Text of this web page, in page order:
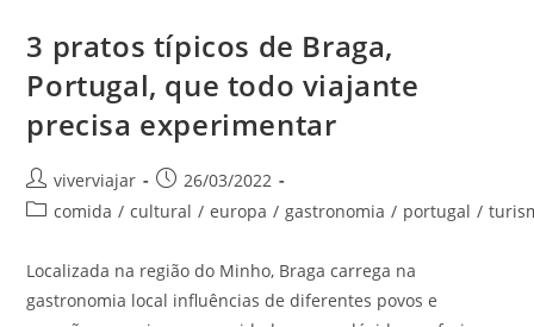
3 pratos típicos de Braga,
Portugal, que todo viajante
precisa experimentar
Autor
do
viverviajar
Post
publicado:
26/03/2022
Categoria
post:
comida / cultural / europa / gastronomia / portugal /
Localizada na região do Minho, Braga carrega na
gastronomia local influências de diferentes povos e